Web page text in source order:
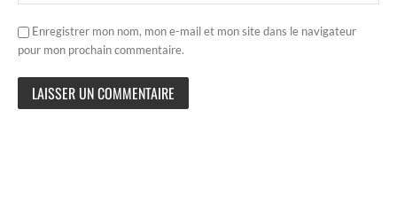
Enregistrer mon nom, mon e-mail et mon site dans le navigateur
pour mon prochain commentaire.